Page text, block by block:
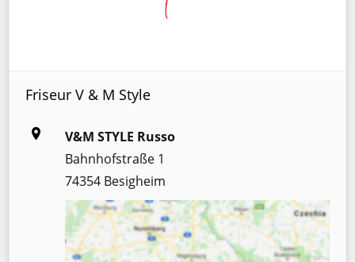
Friseur V & M Style
V&M STYLE Russo
Bahnhofstraße 1
74354 Besigheim